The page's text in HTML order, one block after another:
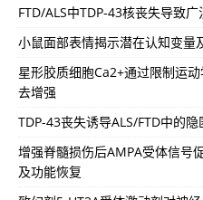
FTD/ALS中TDP-43核丧失导致
小鼠面部表情揭示潜在认知变量
星形胶质细胞Ca2+通过限制运
去增强
TDP-43丧失诱导ALS/FTD中的
增强脊髓损伤后AMPA受体信号
及功能恢复